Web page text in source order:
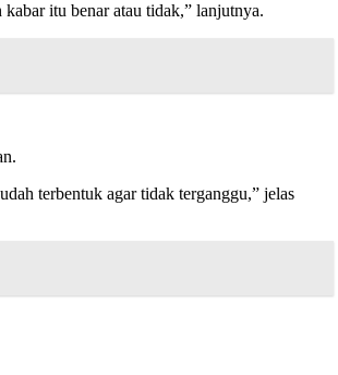
itu benar atau tidak,” lanjutnya.
terbentuk agar tidak terganggu,” jelas